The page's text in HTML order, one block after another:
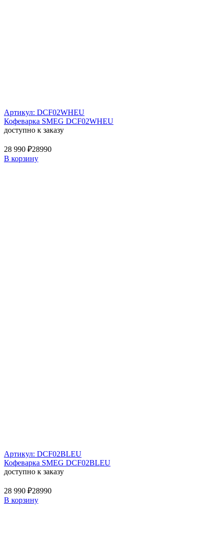
Артикул: DCF02WHEU
Кофеварка SMEG DCF02WHEU
доступно к заказу
28 990 ₽28990
В корзину
Артикул: DCF02BLEU
Кофеварка SMEG DCF02BLEU
доступно к заказу
28 990 ₽28990
В корзину